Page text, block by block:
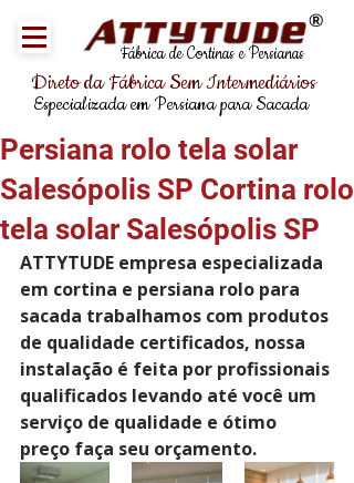
Fábrica de Cortinas e Persianas
®
Direto da Fábrica Sem Intermediários
Especializada em Persiana para Sacada
Persiana rolo tela solar
Salesópolis SP Cortina rolo
tela solar Salesópolis SP
ATTYTUDE empresa especializada
em cortina e persiana rolo para
sacada trabalhamos com produtos
de qualidade certificados, nossa
instalação é feita por profissionais
qualificados levando até você um
serviço de qualidade e ótimo
preço faça seu orçamento.